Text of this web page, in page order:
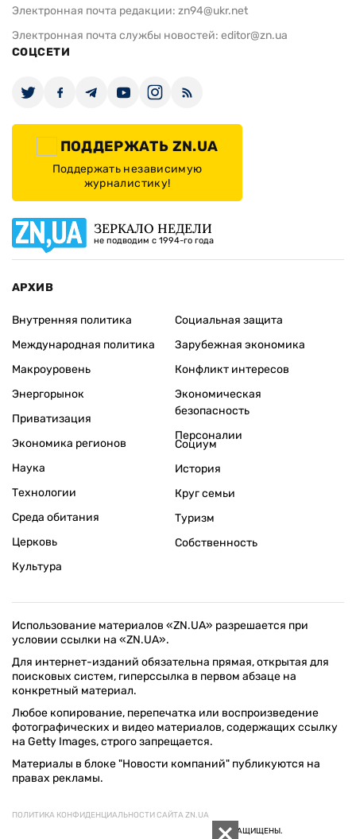
Электронная почта редакции: zn94@ukr.net
Электронная почта службы новостей: editor@zn.ua
СОЦСЕТИ
ПОДДЕРЖАТЬ ZN.UA
Поддержать независимую
журналистику!
ЗЕРКАЛО НЕДЕЛИ
не подводим с 1994-го года
АРХИВ
Внутренняя политика
Международная политика
Макроуровень
Энергорынок
Приватизация
Экономика регионов
Социальная защита
Зарубежная экономика
Конфликт интересов
Экономическая
безопасность
Персоналии
Наука
Технологии
Среда обитания
Церковь
Культура
Социум
История
Круг семьи
Туризм
Собственность
Использование материалов «ZN.UA» разрешается при
условии ссылки на «ZN.UA».
Для интернет-изданий обязательна прямая, открытая для
поисковых систем, гиперссылка в первом абзаце на
конкретный материал.
Любое копирование, перепечатка или воспроизведение
фотографических и видео материалов, содержащих ссылку
на Getty Images, строго запрещается.
Материалы в блоке "Новости компаний" публикуются на
правах рекламы.
ПОЛИТИКА КОНФИДЕНЦИАЛЬНОСТИ САЙТА ZN.UA
© 1994–2026 «ЗЕРКАЛО НЕДЕЛИ. УКРАИНА». ВСЕ ПРАВА ЗАЩИЩЕНЫ.